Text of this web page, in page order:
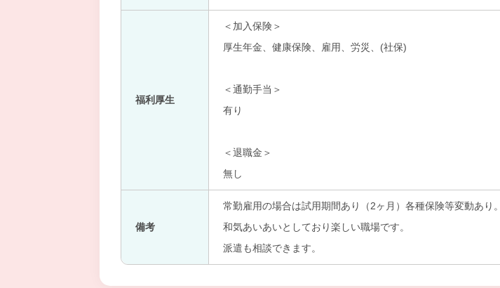
福利厚生
＜加入保険＞
厚生年金、健康保険、雇用、労災、(社保)
＜通勤手当＞
有り
＜退職金＞
無し
備考
常勤雇用の場合は試用期間あり（2ヶ月）各種保険等変動あり。
和気あいあいとしており楽しい職場です。
派遣も相談できます。